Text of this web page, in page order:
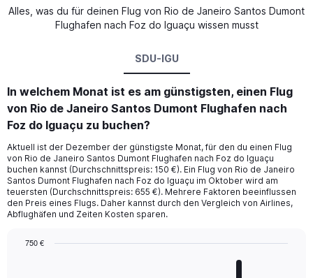
Alles, was du für deinen Flug von Rio de Janeiro Santos Dumont
Flughafen nach Foz do Iguaçu wissen musst
SDU-IGU
In welchem Monat ist es am günstigsten, einen Flug
von Rio de Janeiro Santos Dumont Flughafen nach
Foz do Iguaçu zu buchen?
Aktuell ist der Dezember der günstigste Monat, für den du einen Flug
von Rio de Janeiro Santos Dumont Flughafen nach Foz do Iguaçu
buchen kannst (Durchschnittspreis: 150 €). Ein Flug von Rio de Janeiro
Santos Dumont Flughafen nach Foz do Iguaçu im Oktober wird am
teuersten (Durchschnittspreis: 655 €). Mehrere Faktoren beeinflussen
den Preis eines Flugs. Daher kannst durch den Vergleich von Airlines,
Abflughäfen und Zeiten Kosten sparen.
750 €